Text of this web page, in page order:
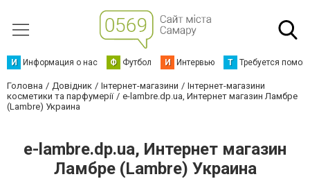
И Информация о нас Ф Футбол И Интервью Т Требуется
Головна Довідник Інтернет-магазини
Інтернет-магазини
косметики та парфумерії
e-lambre.dp.ua, Интернет магазин Ламбре
(Lambre) Украина
e-lambre.dp.ua, Интернет магазин
Ламбре (Lambre) Украина